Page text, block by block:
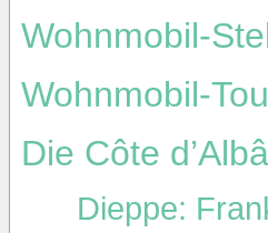
Wohnmobil-
Wohnmobil-
Die Côte
Dieppe: